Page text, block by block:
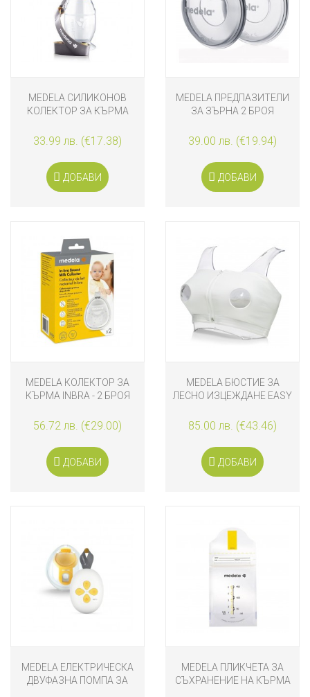
MEDELA СИЛИКОНОВ
КОЛЕКТОР ЗА КЪРМА
33.99 лв. (€17.38)
ДОБАВИ
MEDELA ПРЕДПАЗИТЕЛИ
ЗА ЗЪРНА 2 БРОЯ
39.00 лв. (€19.94)
ДОБАВИ
MEDELA КОЛЕКТОР ЗА
КЪРМА INBRA - 2 БРОЯ
56.72 лв. (€29.00)
ДОБАВИ
MEDELA БЮСТИЕ ЗА
ЛЕСНО ИЗЦЕЖДАНЕ EASY
85.00 лв. (€43.46)
ДОБАВИ
MEDELA ЕЛЕКТРИЧЕСКА
ДВУФАЗНА ПОМПА ЗА
MEDELA ПЛИКЧЕТА ЗА
СЪХРАНЕНИЕ НА КЪРМА